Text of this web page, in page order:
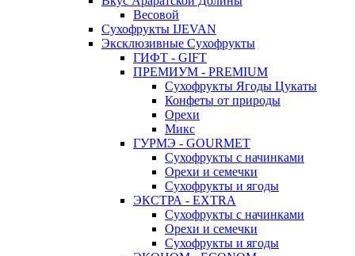
Весовой
Сухофрукты IJEVAN
Эксклюзивные Сухофрукты
ГИФТ - GIFT
ПРЕМИУМ - PREMIUM
Сухофрукты Ягоды Цукаты
Конфеты от природы
Орехи
Микс
ГУРМЭ - GOURMET
Сухофрукты с начинками
Орехи и семечки
Сухофрукты и ягоды
ЭКСТРА - EXTRA
Сухофрукты с начинками
Орехи и семечки
Сухофрукты и ягоды